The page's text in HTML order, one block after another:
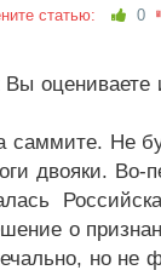
статью: 0
оцениваете
Не
двояки. Во-
о
но не